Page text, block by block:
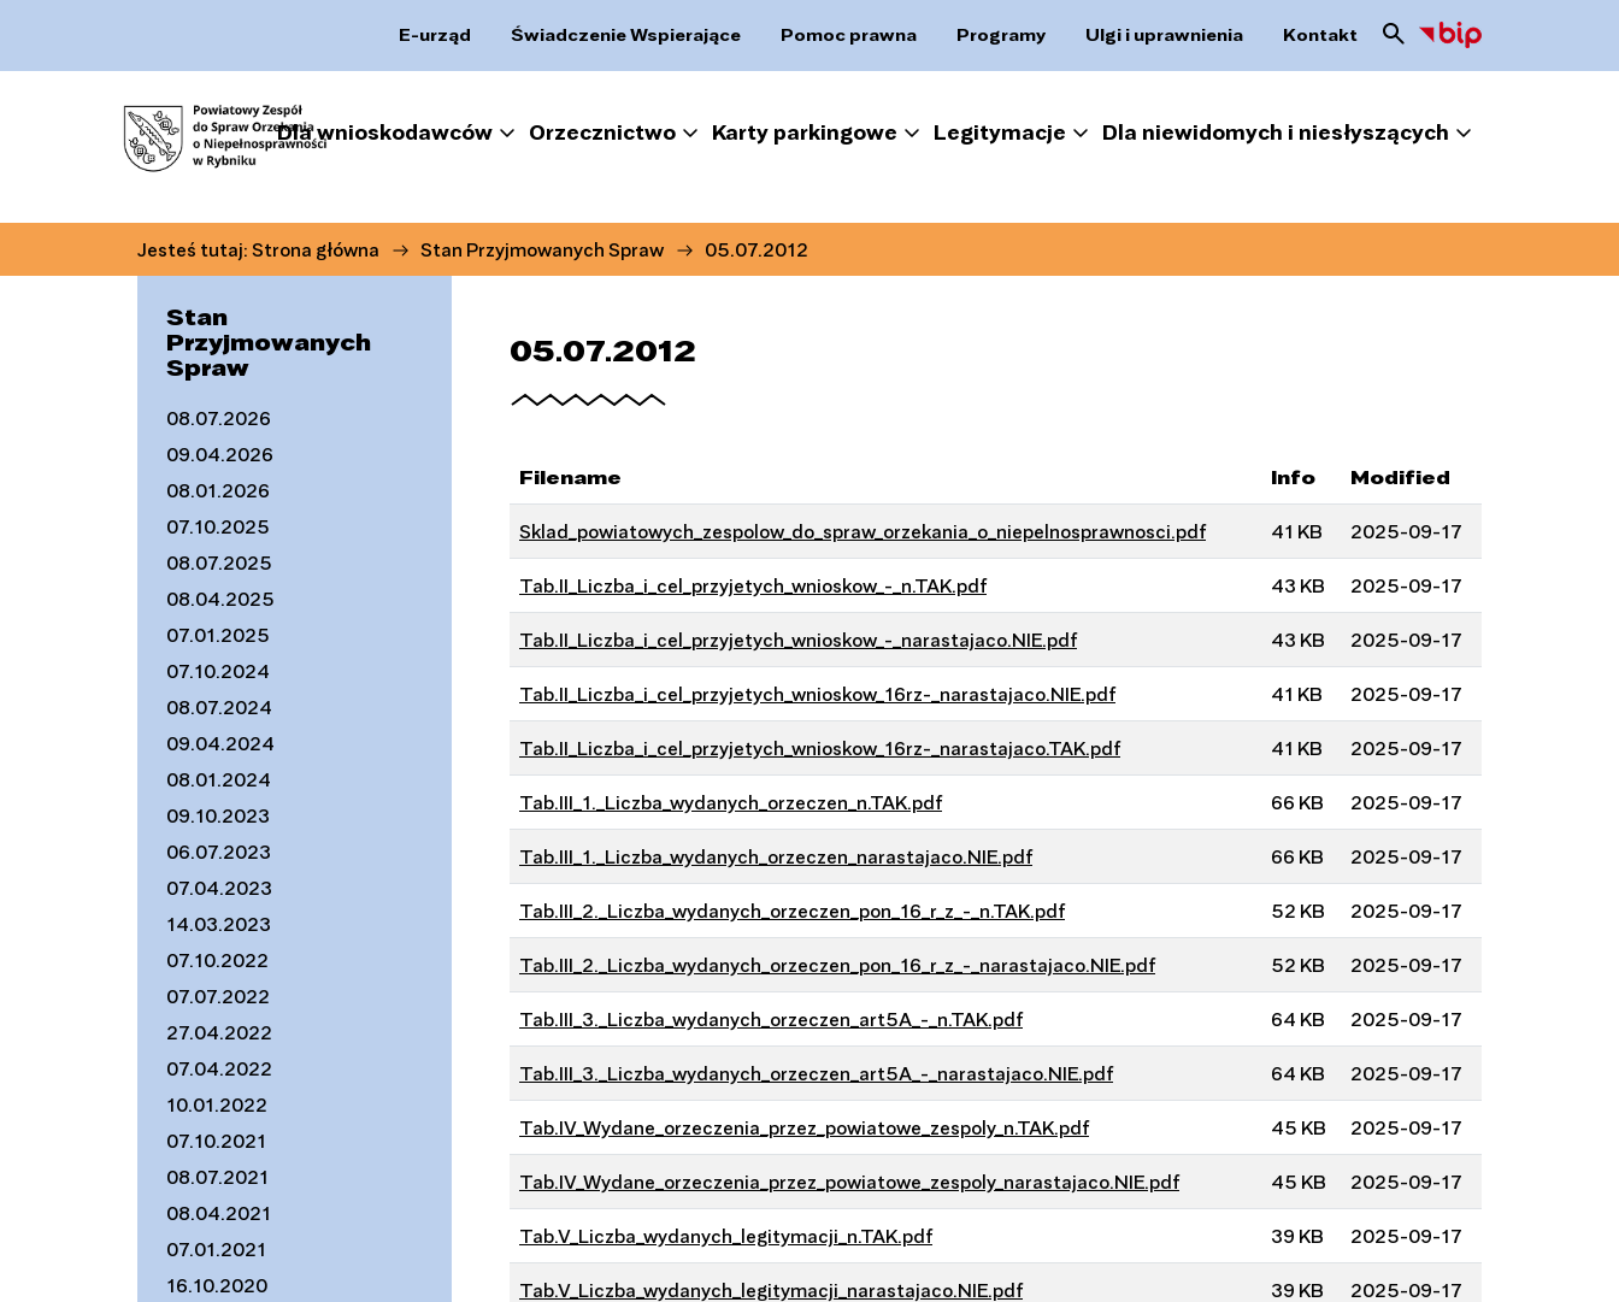
E-urząd Świadczenie Wspierające Pomoc prawna Programy Ulgi i uprawnienia Kontakt
Dla wnioskodawców Orzecznictwo Karty parkingowe Legitymacje Dla niewidomych i niesłyszących
Jesteś tutaj: Strona główna Stan Przyjmowanych Spraw 05.07.2012
Stan
Przyjmowanych
Spraw
08.07.2026
09.04.2026
08.01.2026
07.10.2025
08.07.2025
08.04.2025
07.01.2025
07.10.2024
08.07.2024
09.04.2024
08.01.2024
09.10.2023
06.07.2023
07.04.2023
14.03.2023
07.10.2022
07.07.2022
27.04.2022
07.04.2022
10.01.2022
07.10.2021
08.07.2021
08.04.2021
07.01.2021
16.10.2020
05.07.2012
Filename Info Modified
Sklad_powiatowych_zespolow_do_spraw_orzekania_o_niepelnosprawnosci.pdf 41 KB 2025-09-17
Tab.II_Liczba_i_cel_przyjetych_wnioskow_-_n.TAK.pdf 43 KB 2025-09-17
Tab.II_Liczba_i_cel_przyjetych_wnioskow_-_narastajaco.NIE.pdf 43 KB 2025-09-17
Tab.II_Liczba_i_cel_przyjetych_wnioskow_16rz-_narastajaco.NIE.pdf 41 KB 2025-09-17
Tab.II_Liczba_i_cel_przyjetych_wnioskow_16rz-_narastajaco.TAK.pdf 41 KB 2025-09-17
Tab.III_1._Liczba_wydanych_orzeczen_n.TAK.pdf 66 KB 2025-09-17
Tab.III_1._Liczba_wydanych_orzeczen_narastajaco.NIE.pdf 66 KB 2025-09-17
Tab.III_2._Liczba_wydanych_orzeczen_pon_16_r_z_-_n.TAK.pdf 52 KB 2025-09-17
Tab.III_2._Liczba_wydanych_orzeczen_pon_16_r_z_-_narastajaco.NIE.pdf 52 KB 2025-09-17
Tab.III_3._Liczba_wydanych_orzeczen_art5A_-_n.TAK.pdf 64 KB 2025-09-17
Tab.III_3._Liczba_wydanych_orzeczen_art5A_-_narastajaco.NIE.pdf 64 KB 2025-09-17
Tab.IV_Wydane_orzeczenia_przez_powiatowe_zespoly_n.TAK.pdf 45 KB 2025-09-17
Tab.IV_Wydane_orzeczenia_przez_powiatowe_zespoly_narastajaco.NIE.pdf 45 KB 2025-09-17
Tab.V_Liczba_wydanych_legitymacji_n.TAK.pdf 39 KB 2025-09-17
Tab.V_Liczba_wydanych_legitymacji_narastajaco.NIE.pdf 39 KB 2025-09-17